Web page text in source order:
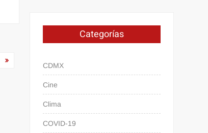
Categorías
CDMX
Cine
Clima
COVID-19